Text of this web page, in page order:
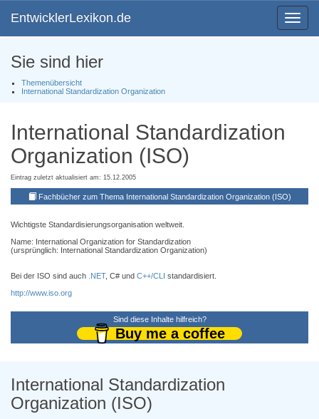
Toggle
EntwicklerLexikon.de
Sie sind hier
Themenübersicht
International Standardization Organization
International Standardization
Organization (ISO)
Eintrag zuletzt aktualisiert am: 15.12.2005
Fachbücher zum Thema International Standardization Organization (ISO)
Wichtigste Standardisierungsorganisation weltweit.
Name: International Organization for Standardization
(ursprünglich: International Standardization Organization)
Bei der ISO sind auch .NET, C# und C++/CLI standardisiert.
http://www.iso.org
Sind diese Inhalte hilfreich?
Buy me a coffee
International Standardization
Organization (ISO)